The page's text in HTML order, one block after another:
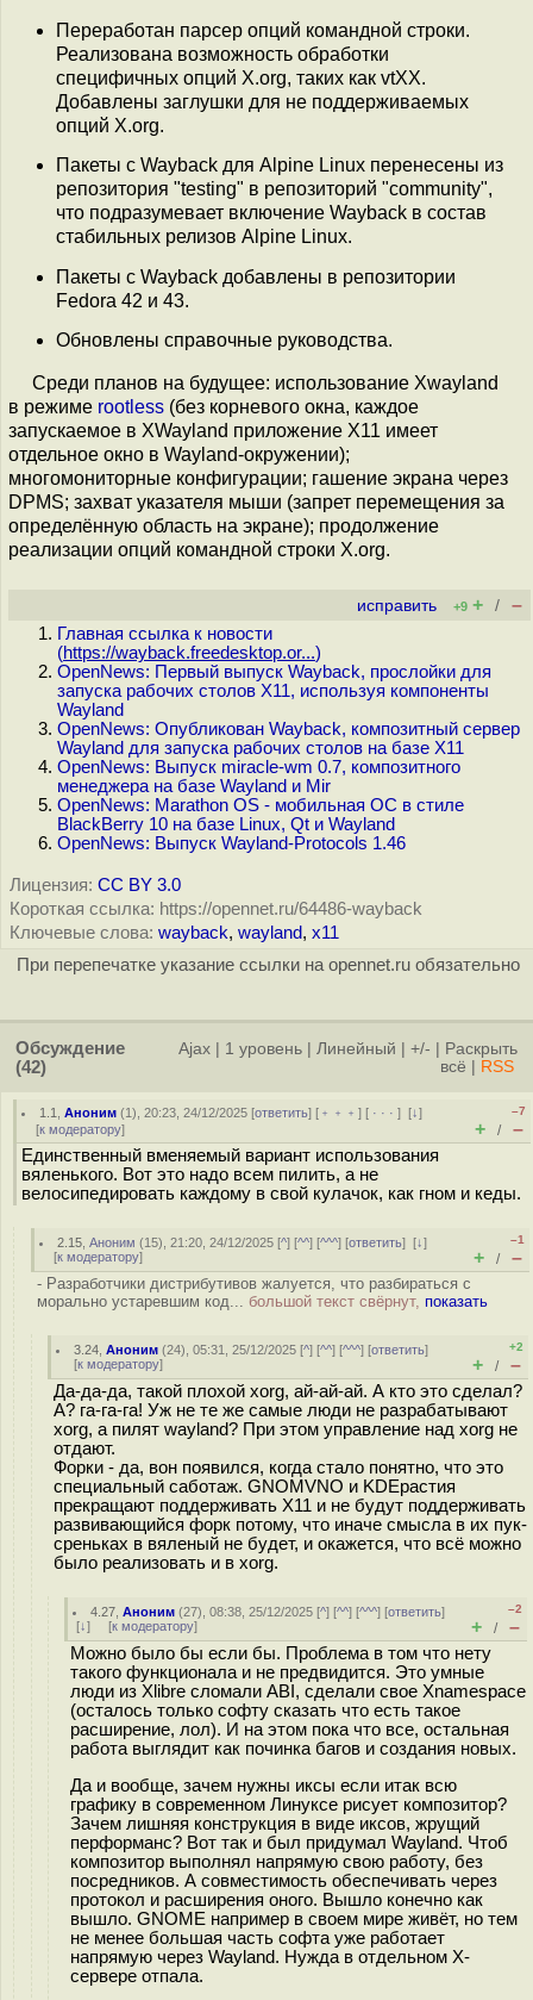
Переработан парсер опций командной строки.
Реализована возможность обработки
специфичных опций X.org, таких как vtXX.
Добавлены заглушки для не поддерживаемых
опций X.org.
Пакеты с Wayback для Alpine Linux перенесены из
репозитория "testing" в репозиторий "community",
что подразумевает включение Wayback в состав
стабильных релизов Alpine Linux.
Пакеты с Wayback добавлены в репозитории
Fedora 42 и 43.
Обновлены справочные руководства.
Среди планов на будущее: использование Xwayland
в режиме rootless (без корневого окна, каждое
запускаемое в XWayland приложение X11 имеет
отдельное окно в Wayland-окружении);
многомониторные конфигурации; гашение экрана через
DPMS; захват указателя мыши (запрет перемещения за
определённую область на экране); продолжение
реализации опций командной строки X.org.
исправить +9 + / –
Главная ссылка к новости
(https://wayback.freedesktop.or...)
OpenNews: Первый выпуск Wayback, прослойки для
запуска рабочих столов X11, используя компоненты
Wayland
OpenNews: Опубликован Wayback, композитный сервер
Wayland для запуска рабочих столов на базе X11
OpenNews: Выпуск miracle-wm 0.7, композитного
менеджера на базе Wayland и Mir
OpenNews: Marathon OS - мобильная ОС в стиле
BlackBerry 10 на базе Linux, Qt и Wayland
OpenNews: Выпуск Wayland-Protocols 1.46
Лицензия: CC BY 3.0
Короткая ссылка: https://opennet.ru/64486-wayback
Ключевые слова: wayback, wayland, x11
При перепечатке указание ссылки на opennet.ru обязательно
Обсуждение
(42)
Ajax 1 уровень Линейный +/-
Раскрыть
всё
RSS
1.1 ,Аноним (1), 20:23, 24/12/2025 [ответить] [ ﹢﹢﹢] [ · · ·][↓]
[к модератору]
–7
+ / –
Единственный вменяемый вариант использования
вяленького. Вот это надо всем пилить, а не
велосипедировать каждому в свой кулачок, как гном и кеды.
2.15 ,Аноним (15), 21:20, 24/12/2025 [^] [^^] [^^^] [ответить][↓]
[к модератору]
–1
+ / –
- Разработчики дистрибутивов жалуется, что разбираться с
морально устаревшим код... большой текст свёрнут, показать
3.24 ,Аноним (24), 05:31, 25/12/2025 [^] [^^] [^^^] [ответить]
[к модератору]
+2
+ / –
Да-да-да, такой плохой xorg, ай-ай-ай. А кто это сделал?
А? га-га-га! Уж не те же самые люди не разрабатывают
xorg, а пилят wayland? При этом управление над xorg не
отдают.
Форки - да, вон появился, когда стало понятно, что это
специальный саботаж. GNOMVNO и KDEрастия
прекращают поддерживать X11 и не будут поддерживать
развивающийся форк потому, что иначе смысла в их пук-
среньках в вяленый не будет, и окажется, что всё можно
было реализовать и в xorg.
4.27 ,Аноним (27), 08:38, 25/12/2025 [^] [^^] [^^^] [ответить]
[↓] [к модератору]
–2
+ / –
Можно было бы если бы. Проблема в том что нету
такого функционала и не предвидится. Это умные
люди из Xlibre сломали ABI, сделали свое Xnamespace
(осталось только софту сказать что есть такое
расширение, лол). И на этом пока что все, остальная
работа выглядит как починка багов и создания новых.
Да и вообще, зачем нужны иксы если итак всю
графику в современном Линуксе рисует композитор?
Зачем лишняя конструкция в виде иксов, жрущий
перформанс? Вот так и был придумал Wayland. Чтоб
композитор выполнял напрямую свою работу, без
посредников. А совместимость обеспечивать через
протокол и расширения оного. Вышло конечно как
вышло. GNOME например в своем мире живёт, но тем
не менее большая часть софта уже работает
напрямую через Wayland. Нужда в отдельном X-
сервере отпала.